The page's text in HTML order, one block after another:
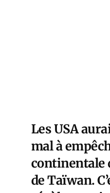
Les USA
mal à
continentale
de Taïwan.